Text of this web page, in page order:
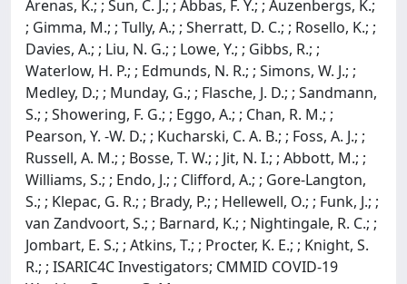
Arenas, K.; ; Sun, C. J.; ; Abbas, F. Y.; ; Auzenbergs, K.;
; Gimma, M.; ; Tully, A.; ; Sherratt, D. C.; ; Rosello, K.; ;
Davies, A.; ; Liu, N. G.; ; Lowe, Y.; ; Gibbs, R.; ;
Waterlow, H. P.; ; Edmunds, N. R.; ; Simons, W. J.; ;
Medley, D.; ; Munday, G.; ; Flasche, J. D.; ; Sandmann,
S.; ; Showering, F. G.; ; Eggo, A.; ; Chan, R. M.; ;
Pearson, Y. -W. D.; ; Kucharski, C. A. B.; ; Foss, A. J.; ;
Russell, A. M.; ; Bosse, T. W.; ; Jit, N. I.; ; Abbott, M.; ;
Williams, S.; ; Endo, J.; ; Clifford, A.; ; Gore-Langton,
S.; ; Klepac, G. R.; ; Brady, P.; ; Hellewell, O.; ; Funk, J.; ;
van Zandvoort, S.; ; Barnard, K.; ; Nightingale, R. C.; ;
Jombart, E. S.; ; Atkins, T.; ; Procter, K. E.; ; Knight, S.
R.; ; ISARIC4C Investigators; CMMID COVID-19